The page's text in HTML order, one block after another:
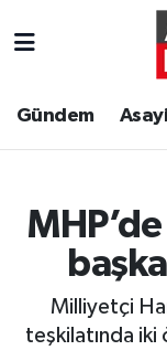
Gündem
Milliyetçi
teşkilatında iki
Ekonomi
Gündem
Ankara
Tüm
Son Dakika